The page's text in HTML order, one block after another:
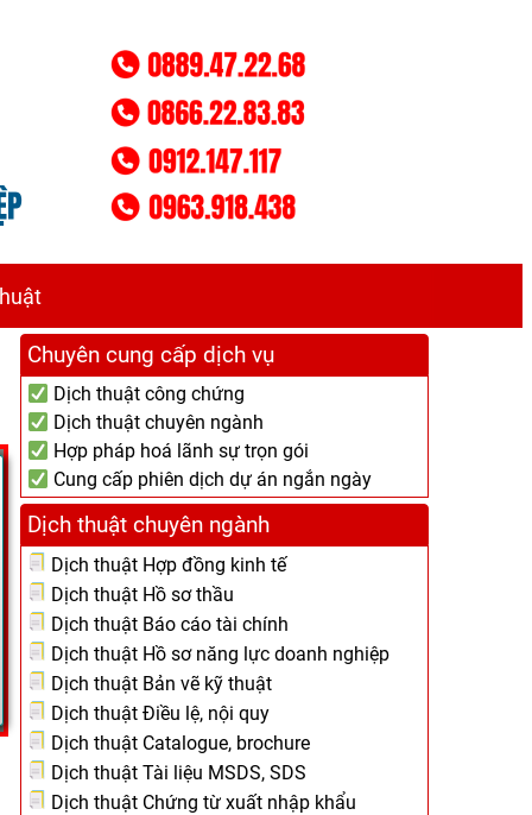
Chuyên cung cấp dịch vụ
Dịch thuật công chứng
Dịch thuật chuyên ngành
Hợp pháp hoá lãnh sự trọn gói
Cung cấp phiên dịch dự án ngắn ngày
Dịch thuật chuyên ngành
Dịch thuật Hợp đồng kinh tế
Dịch thuật Hồ sơ thầu
Dịch thuật Báo cáo tài chính
Dịch thuật Hồ sơ năng lực doanh nghiệp
Dịch thuật Bản vẽ kỹ thuật
Dịch thuật Điều lệ, nội quy
Dịch thuật Catalogue, brochure
Dịch thuật Tài liệu MSDS, SDS
Dịch thuật Chứng từ xuất nhập khẩu